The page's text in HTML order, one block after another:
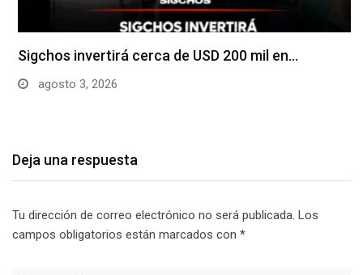
Sigchos invertirá cerca de USD 200 mil en…
agosto 3, 2026
Deja una respuesta
Tu dirección de correo electrónico no será publicada. Los
campos obligatorios están marcados con *